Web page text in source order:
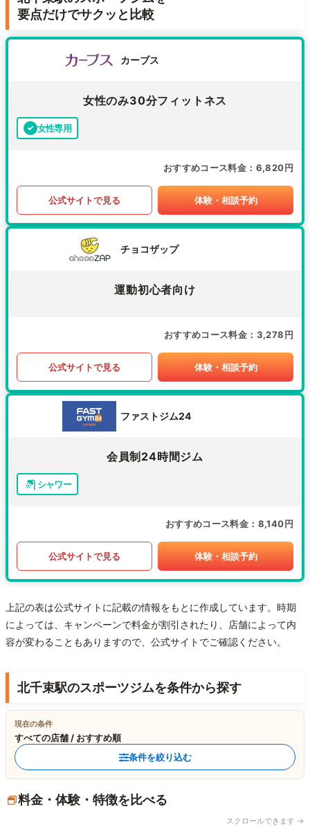
要点だけでサクッと比較
カーブス
女性のみ30分フィットネス
女性専用
おすすめコース料金 6,820円
公式サイトで見る 体験・相談予約
チョコザップ
運動初心者向け
おすすめコース料金 3,278円
公式サイトで見る 体験・相談予約
ファストジム24
会員制24時間ジム
シャワー
おすすめコース料金 8,140円
公式サイトで見る 体験・相談予約
上記の表は公式サイトに記載の情報をもとに作成しています。時期
によっては、キャンペーンで料金が割引されたり、店舗によって内
容が変わることもありますので、公式サイトでご確認ください。
北千束駅のスポーツジムを条件から探す
現在の条件
すべての店舗 / おすすめ順
条件を絞り込む
料金・体験・特徴を比べる
スクロールできます →